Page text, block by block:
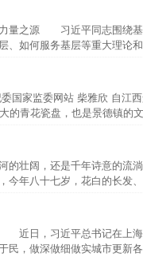
量之源 习近平同志围绕基
、如何服务基层等重大理论
委国家监委网站 柴雅欣 自
的青花瓷盘，也是景德镇的
的壮阔，还是千年诗意的
八十七岁，花白的长发、
日，习近平总书记在上海
民，做深做细做实城市更新